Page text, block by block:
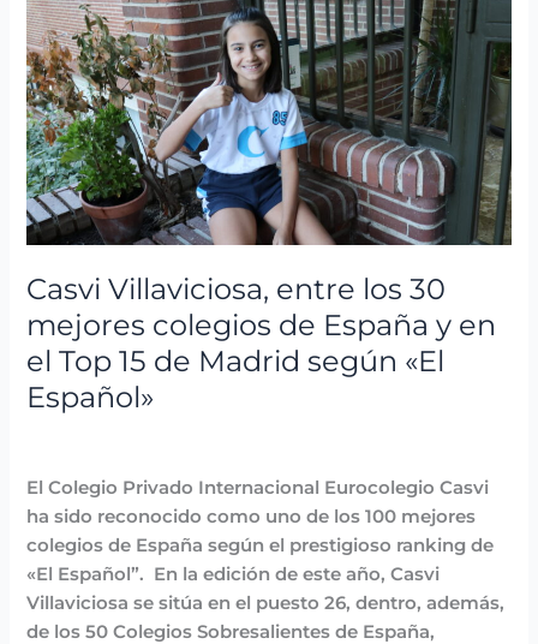
Casvi Villaviciosa, entre los 30
mejores colegios de España y en
el Top 15 de Madrid según «El
Español»
El Colegio Privado Internacional Eurocolegio Casvi
ha sido reconocido como uno de los 100 mejores
colegios de España según el prestigioso ranking de
«El Español”. En la edición de este año, Casvi
Villaviciosa se sitúa en el puesto 26, dentro, además,
de los 50 Colegios Sobresalientes de España,
Villaviciosa,
entre
los
30
mejores
colegios
de
España
y
en
el
Top
15
de
Madrid
«El
Español»